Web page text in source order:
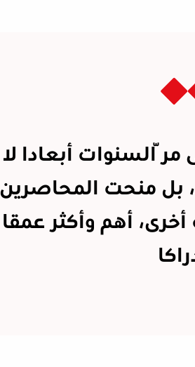
السنوات أبعادا لا
بل منحت المحاصرين
أهم وأكثر عمقا